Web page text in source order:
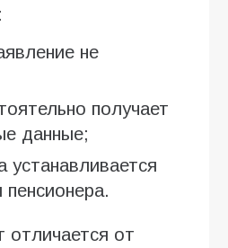
не
получает
данные;
устанавливается
пенсионера.
отличается от